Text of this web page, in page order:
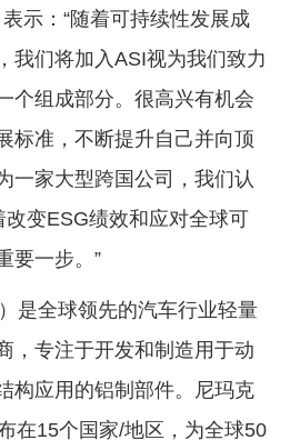
示：“随着可持续性发展成
我们将加入ASI视为我们致力
个组成部分。很高兴有机会
标准，不断提升自己并向顶
一家大型跨国公司，我们认
变ESG绩效和应对全球可
要一步。”
是全球领先的汽车行业轻量
，专注于开发和制造用于动
构应用的铝制部件。尼玛克
在15个国家/地区，为全球50